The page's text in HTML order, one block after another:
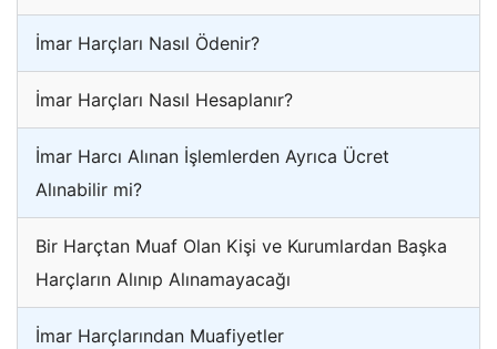
İmar Harçları Nasıl Ödenir?
İmar Harçları Nasıl Hesaplanır?
İmar Harcı Alınan İşlemlerden Ayrıca Ücret
Alınabilir mi?
Bir Harçtan Muaf Olan Kişi ve Kurumlardan Başka
Harçların Alınıp Alınamayacağı
İmar Harçlarından Muafiyetler